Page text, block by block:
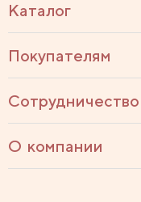
Каталог
Покупателям
Сотрудничество
О компании